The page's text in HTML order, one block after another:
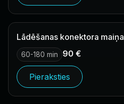
Lādēšanas konektora maiņa
60-180 min 90 €
Pieraksties